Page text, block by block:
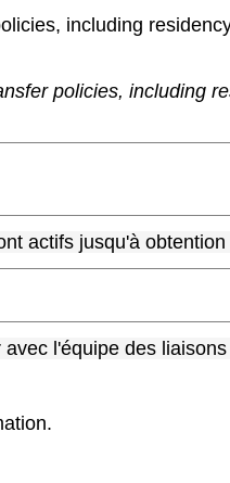
including
policies, including
actifs jusqu'à
l'équipe des